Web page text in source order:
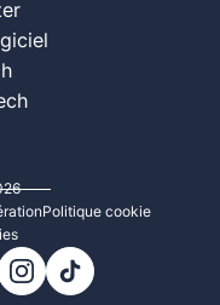
Politique cookie